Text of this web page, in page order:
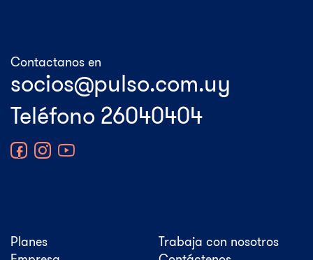
Planes
Trabaja con nosotros
Contactanos en
Teléfono 26040404